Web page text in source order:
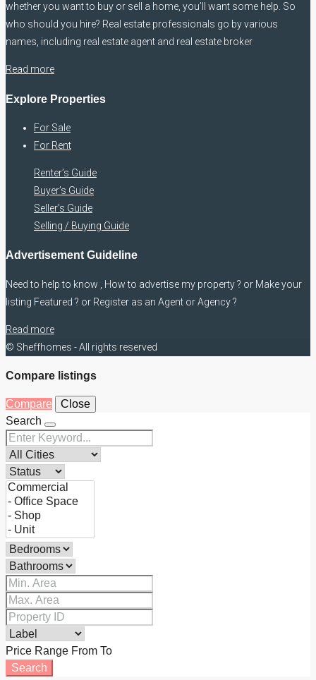
whether you want to buy or sell a home, you’ll want some help. So
who should you hire? Real estate professionals go by various
names, including real estate agent and real estate broker
Read more
Explore Properties
For Sale
For Rent
Renter’s Guide
Buyer’s Guide
Seller’s Guide
Selling / Buying Guide
Advertisement Guideline
Need to help to know , How to advertise my property ? or Make your
listing Featured ? or Register as an Agent or Agency ?
Read more
© Sheffhomes - All rights reserved
Compare listings
Compare
Close
Search
Price Range From To
Search